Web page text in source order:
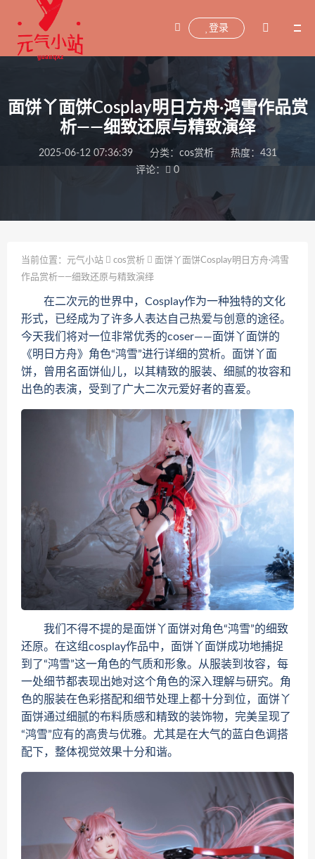
登录
面饼丫面饼Cosplay明日方舟·鸿雪作品赏
析——细致还原与精致演绎
2025-06-12 07:36:39 分类： cos赏析
热度：431
评论：
0
当前位置： 元气小站 cos赏析
面饼丫面饼Cosplay明日方舟·鸿雪
作品赏析——细致还原与精致演绎
在二次元的世界中，Cosplay作为一种独特的文化
形式，已经成为了许多人表达自己热爱与创意的途径。
今天我们将对一位非常优秀的coser——面饼丫面饼的
《明日方舟》角色“鸿雪”进行详细的赏析。面饼丫面
饼，曾用名面饼仙儿，以其精致的服装、细腻的妆容和
出色的表演，受到了广大二次元爱好者的喜爱。
我们不得不提的是面饼丫面饼对角色“鸿雪”的细致
还原。在这组cosplay作品中，面饼丫面饼成功地捕捉
到了“鸿雪”这一角色的气质和形象。从服装到妆容，每
一处细节都表现出她对这个角色的深入理解与研究。角
色的服装在色彩搭配和细节处理上都十分到位，面饼丫
面饼通过细腻的布料质感和精致的装饰物，完美呈现了
“鸿雪”应有的高贵与优雅。尤其是在大气的蓝白色调搭
配下，整体视觉效果十分和谐。